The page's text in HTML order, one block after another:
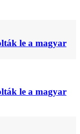
le a magyar
le a magyar